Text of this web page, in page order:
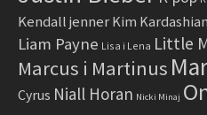
Kendall jenner Kim Kardashian
Liam Payne Lisa i Lena Little
Marcus i Martinus
Cyrus Niall Horan Nicki Minaj